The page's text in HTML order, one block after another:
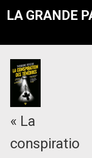
LA GRANDE
« La
conspiratio